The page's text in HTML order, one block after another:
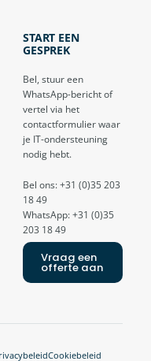
START EEN
GESPREK
Bel, stuur een
WhatsApp-bericht of
vertel via het
contactformulier waar
je IT-ondersteuning
nodig hebt.
Bel ons: +31 (0)35 203
18 49
WhatsApp: +31 (0)35
203 18 49
Vraag een
offerte aan
Cookiebeleid